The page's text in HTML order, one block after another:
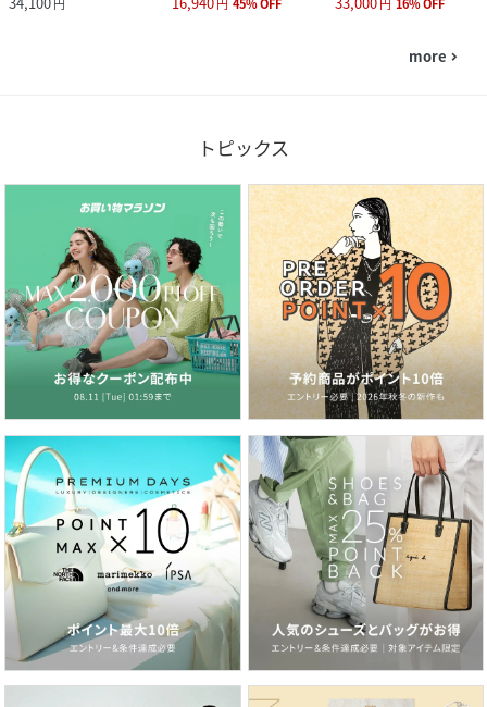
円 円 45%OFF 円 16%OFF
more navigate_next
トピックス